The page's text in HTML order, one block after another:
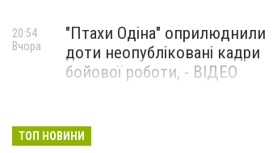
"Птахи Одіна" оприлюднили
доти неопубліковані кадри
бойової роботи, - ВІДЕО
20:54
Вчора
Бєдняков зіграє тата
Вчора
ТОП НОВИНИ